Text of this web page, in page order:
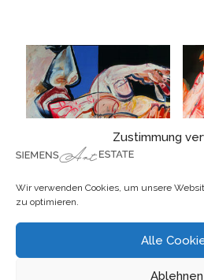
Zustimmung
Wir verwenden Cookies, um unsere
zu optimieren.
Alle
Ablehnen
Handkuss I
Besichtigung und Preis auf